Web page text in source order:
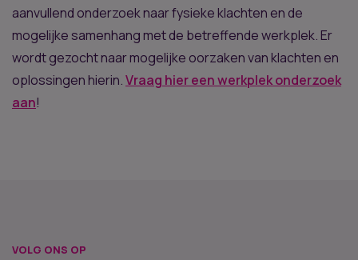
aanvullend onderzoek naar fysieke klachten en de
mogelijke samenhang met de betreffende werkplek. Er
wordt gezocht naar mogelijke oorzaken van klachten en
oplossingen hierin.Vraag hier een werkplek onderzoek
aan!
VOLG ONS OP